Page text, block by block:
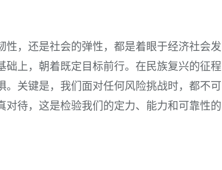
性，还是社会的弹性，都是着眼于经济社会发
上，朝着既定目标前行。在民族复兴的征程
。关键是，我们面对任何风险挑战时，都不可
待，这是检验我们的定力、能力和可靠性的